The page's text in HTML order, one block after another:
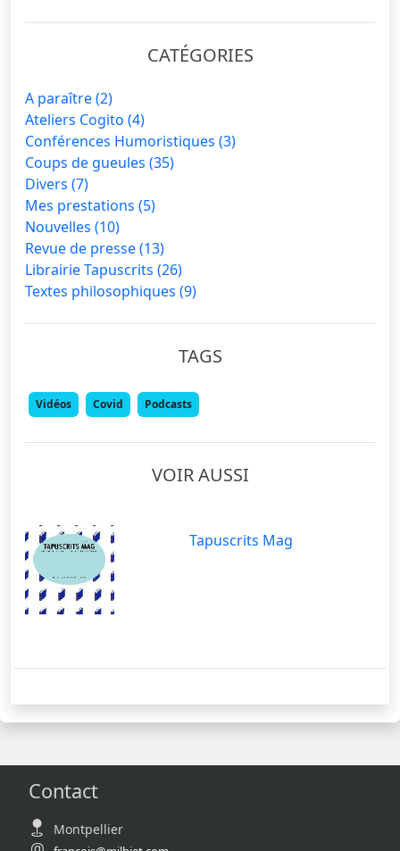
CATÉGORIES
A paraître(2)
Ateliers Cogito (4)
Conférences Humoristiques (3)
Coups de gueules (35)
Divers (7)
Mes prestations (5)
Nouvelles (10)
Revue de presse(13)
Librairie Tapuscrits (26)
Textes philosophiques (9)
TAGS
Vidéos Covid Podcasts
VOIR AUSSI
Tapuscrits Mag
Contact
Montpellier